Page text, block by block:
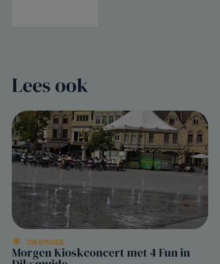
Lees ook
DIKSMUIDE
Morgen Kioskconcert met 4 Fun in